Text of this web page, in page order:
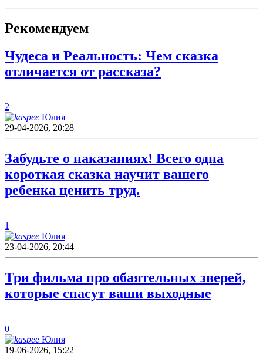
Рекомендуем
Чудеса и Реальность: Чем сказка
отличается от рассказа?
2
Юлия
29-04-2026, 20:28
Забудьте о наказаниях! Всего одна
короткая сказка научит вашего
ребенка ценить труд.
1
Юлия
23-04-2026, 20:44
Три фильма про обаятельных зверей,
которые спасут ваши выходные
0
Юлия
19-06-2026, 15:22